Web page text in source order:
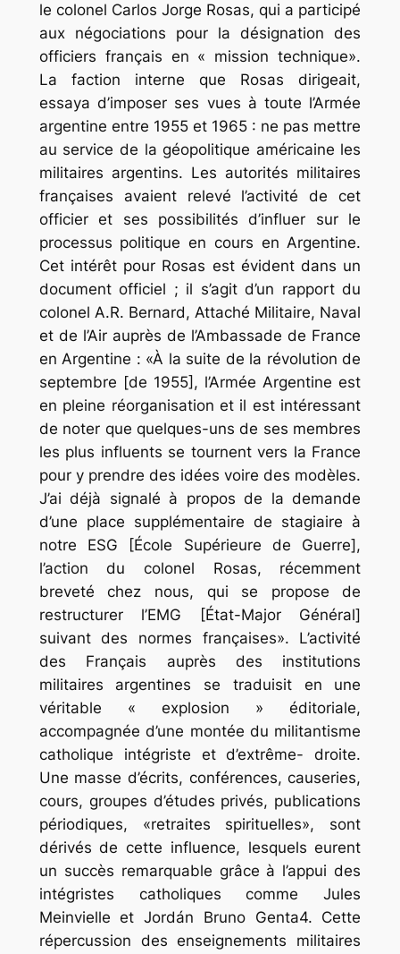
le colonel Carlos Jorge Rosas, qui a participé
aux négociations pour la désignation des
officiers français en « mission technique».
La faction interne que Rosas dirigeait,
essaya d’imposer ses vues à toute l’Armée
argentine entre 1955 et 1965 : ne pas mettre
au service de la géopolitique américaine les
militaires argentins. Les autorités militaires
françaises avaient relevé l’activité de cet
officier et ses possibilités d’influer sur le
processus politique en cours en Argentine.
Cet intérêt pour Rosas est évident dans un
document officiel ; il s’agit d’un rapport du
colonel A.R. Bernard, Attaché Militaire, Naval
et de l’Air auprès de l’Ambassade de France
en Argentine : «À la suite de la révolution de
septembre [de 1955], l’Armée Argentine est
en pleine réorganisation et il est intéressant
de noter que quelques-uns de ses membres
les plus influents se tournent vers la France
pour y prendre des idées voire des modèles.
J’ai déjà signalé à propos de la demande
d’une place supplémentaire de stagiaire à
notre ESG [École Supérieure de Guerre],
l’action du colonel Rosas, récemment
breveté chez nous, qui se propose de
restructurer l’EMG [État-Major Général]
suivant des normes françaises». L’activité
des Français auprès des institutions
militaires argentines se traduisit en une
véritable « explosion » éditoriale,
accompagnée d’une montée du militantisme
catholique intégriste et d’extrême- droite.
Une masse d’écrits, conférences, causeries,
cours, groupes d’études privés, publications
périodiques, «retraites spirituelles», sont
dérivés de cette influence, lesquels eurent
un succès remarquable grâce à l’appui des
intégristes catholiques comme Jules
Meinvielle et Jordán Bruno Genta4. Cette
répercussion des enseignements militaires